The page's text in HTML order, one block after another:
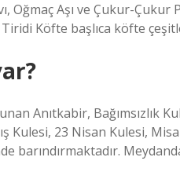
Oğmaç Aşı ve Çukur-Çukur
Köfte başlıca köfte
Anıtkabir, Bağımsızlık
23 Nisan Kulesi,
barındırmaktadır.